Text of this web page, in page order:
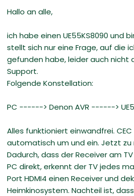
m
Hallo an alle,
ich habe einen UE55KS8090 und
stellt sich nur eine Frage, auf die
gefunden habe, leider auch nicht
Support.
Folgende Konstellation:
PC ------> Denon AVR ------>
Alles funktioniert einwandfrei.
automatisch um und ein. Jetzt zu
Dadurch, dass der Receiver am
PC direkt, erkennt der TV jedes
Port HDMI4 einen Receiver und
Heimkinosystem. Nachteil ist,